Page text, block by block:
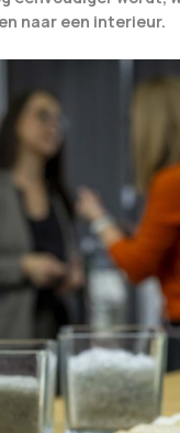
naar een interieur.